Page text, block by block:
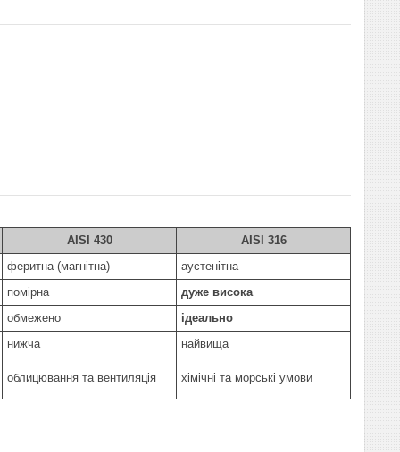
AISI 430
AISI 316
феритна (магнітна)
аустенітна
помірна
дуже висока
обмежено
ідеально
нижча найвища
облицювання та вентиляція хімічні та морські умови